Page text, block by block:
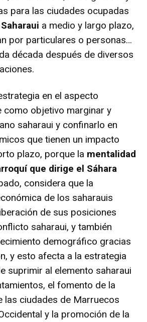
para las ciudades ocupadas
a medio y largo plazo,
por particulares o personas…
década después de diversos
en el aspecto
como objetivo marginar y
saharaui y confinarlo en
que tienen un impacto
plazo, porque la mentalidad
que dirige el Sáhara
considera que la
de los saharauis
de sus posiciones
saharaui, y también
demográfico gracias
y esto afecta a la estrategia
suprimir al elemento saharaui
el fomento de la
las ciudades de Marruecos
y la promoción de la